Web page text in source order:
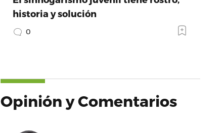
historia y solución
0
Opinión y Comentarios